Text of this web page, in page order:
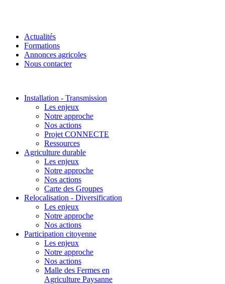
Actualités
Formations
Annonces agricoles
Nous contacter
Installation - Transmission
Les enjeux
Notre approche
Nos actions
Projet CONNECTE
Ressources
Agriculture durable
Les enjeux
Notre approche
Nos actions
Carte des Groupes
Relocalisation - Diversification
Les enjeux
Notre approche
Nos actions
Participation citoyenne
Les enjeux
Notre approche
Nos actions
Malle des Fermes en
Agriculture Paysanne